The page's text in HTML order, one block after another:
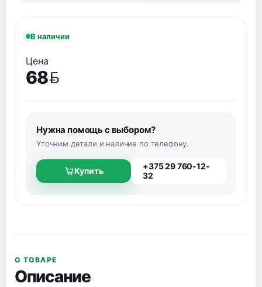
В наличии
Цена
68
BYN
Нужна помощь с выбором?
Уточним детали и наличие по телефону.
Купить
+375 29 760-12-
32
О ТОВАРЕ
Описание